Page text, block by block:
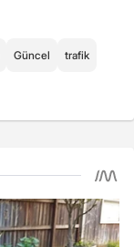
Güncel trafik